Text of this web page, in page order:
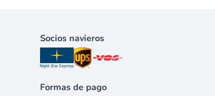
Socios navieros
Formas de pago